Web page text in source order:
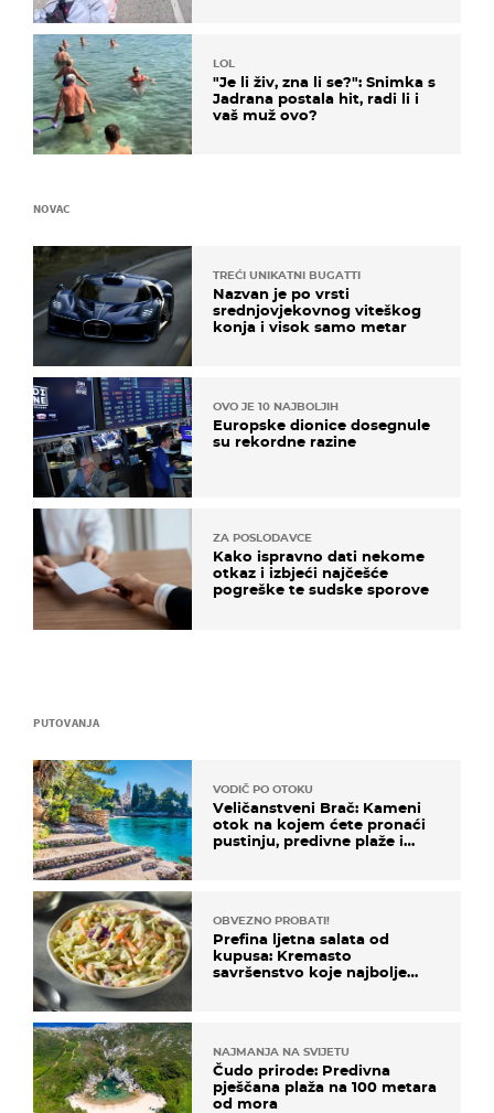
LOL
"Je li živ, zna li se?": Snimka s
Jadrana postala hit, radi li i
vaš muž ovo?
PUTOVANJA
VODIČ PO OTOKU
Veličanstveni Brač: Kameni
otok na kojem ćete pronaći
pustinju, predivne plaže i
OBVEZNO PROBATI!
Prefina ljetna salata od
kupusa: Kremasto
savršenstvo koje najbolje
NAJMANJA NA SVIJETU
Čudo prirode: Predivna
pješčana plaža na 100 metara
od mora
NOVAC
TREĆI UNIKATNI BUGATTI
Nazvan je po vrsti
srednjovjekovnog viteškog
konja i visok samo metar
OVO JE 10 NAJBOLJIH
Europske dionice dosegnule
su rekordne razine
ZA POSLODAVCE
Kako ispravno dati nekome
otkaz i izbjeći najčešće
pogreške te sudske sporove